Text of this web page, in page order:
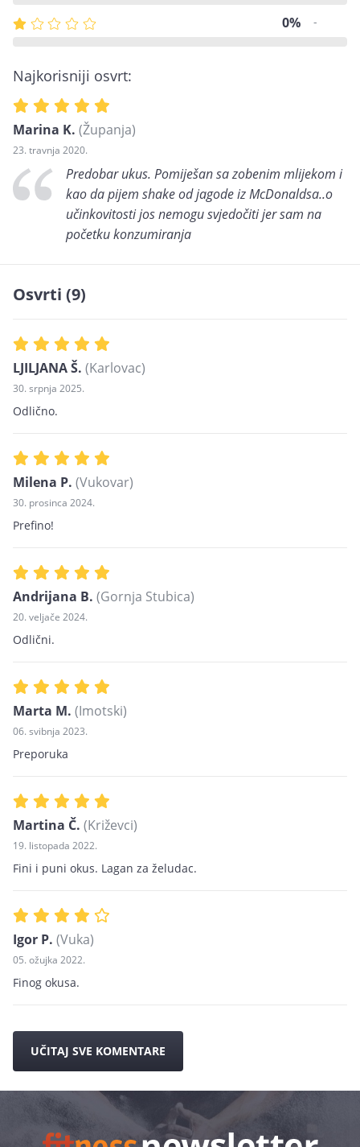
0% -
Najkorisniji osvrt:
Marina K. (Županja)
23. travnja 2020.
Predobar ukus. Pomiješan sa zobenim mlijekom i
kao da pijem shake od jagode iz McDonaldsa..o
učinkovitosti jos nemogu svjedočiti jer sam na
početku konzumiranja
Osvrti (9)
LJILJANA Š. (Karlovac)
30. srpnja 2025.
Odlično.
Milena P. (Vukovar)
30. prosinca 2024.
Prefino!
Andrijana B. (Gornja Stubica)
20. veljače 2024.
Odlični.
Marta M. (Imotski)
06. svibnja 2023.
Preporuka
Martina Č. (Križevci)
19. listopada 2022.
Fini i puni okus. Lagan za želudac.
Igor P. (Vuka)
05. ožujka 2022.
Finog okusa.
UČITAJ SVE KOMENTARE